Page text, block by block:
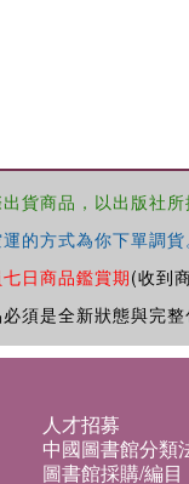
貨商品，以出版社
的方式為你下單調
日商品鑑賞期(收到
須是全新狀態與完
人才招募
中國圖書館分類
圖書館採購/編目